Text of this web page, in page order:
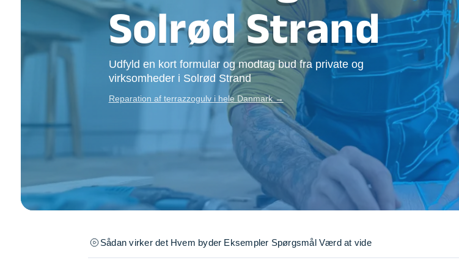
Opsætning af skillevæg
Tømrer
Træfældning
Tunge løft
TV installation og opsætning
Underholdning
Vinduespudsning
Se alle...
Solrød Strand
Udfyld en kort formular og modtag bud fra private og
virksomheder i Solrød Strand
Reparation af terrazzogulv i hele Danmark →
Sådan virker det Hvem byder Eksempler Spørgsmål Værd at vide